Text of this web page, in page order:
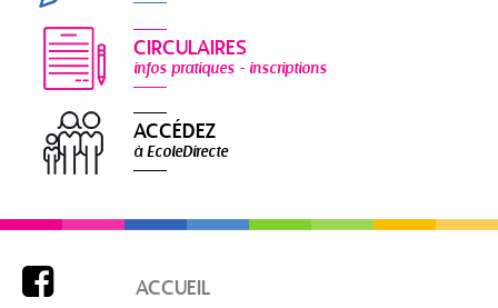
CIRCULAIRES
infos pratiques - inscriptions
ACCÉDEZ
à EcoleDirecte
 ACCUEIL